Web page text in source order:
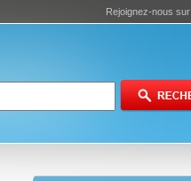
Rejoignez-nous sur